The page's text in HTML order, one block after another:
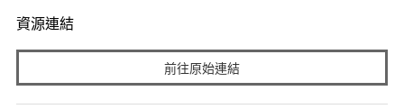
資源連結
前往原始連結